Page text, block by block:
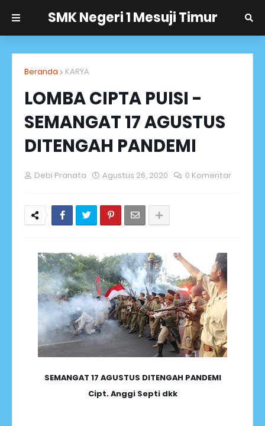
SMK Negeri 1 Mesuji Timur
Beranda KARYA
LOMBA CIPTA PUISI -
SEMANGAT 17 AGUSTUS
DITENGAH PANDEMI
Debi Pranata Agustus 26, 2020 0 Komentar
SEMANGAT 17 AGUSTUS DITENGAH PANDEMI
Cipt. Anggi Septi dkk